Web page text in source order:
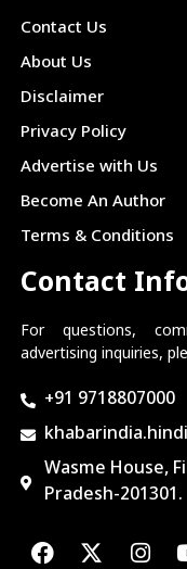
Contact Us
About Us
Disclaimer
Privacy Policy
Advertise with Us
Become An Author
Terms & Conditions
Contact
For questions,
advertising inquiries,
+91 9718807000
Wasme House,
Pradesh-201301.